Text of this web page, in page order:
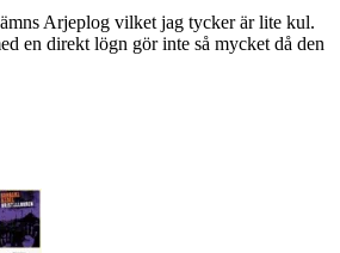
Arjeplog vilket jag tycker är lite kul.
en direkt lögn gör inte så mycket då den